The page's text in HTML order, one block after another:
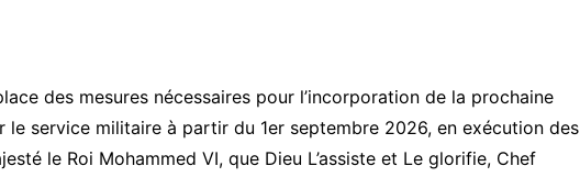
des mesures nécessaires pour l’incorporation de la prochaine
service militaire à partir du 1er septembre 2026, en exécution des
le Roi Mohammed VI, que Dieu L’assiste et Le glorifie, Chef